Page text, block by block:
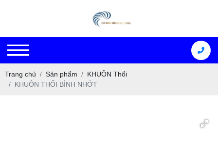
Trang chủ Sản phẩm
KHUÔN Thổi
KHUÔN THỔI BÌNH NHỚT